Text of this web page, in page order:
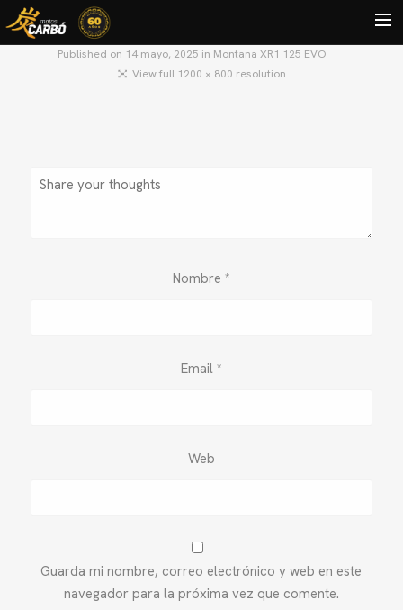
BLOG
Published on 14 mayo, 2025 in Montana XR1 125 EVO
View full 1200 × 800 resolution
Nombre *
Email *
Web
Guarda mi nombre, correo electrónico y web en este
navegador para la próxima vez que comente.